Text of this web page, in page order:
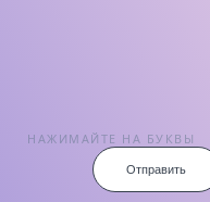
НАЖИМАЙТЕ НА БУКВЫ
Отправить